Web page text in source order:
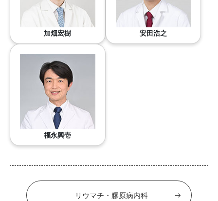
加畑宏樹 安田浩之
福永興壱
リウマチ・膠原病内科